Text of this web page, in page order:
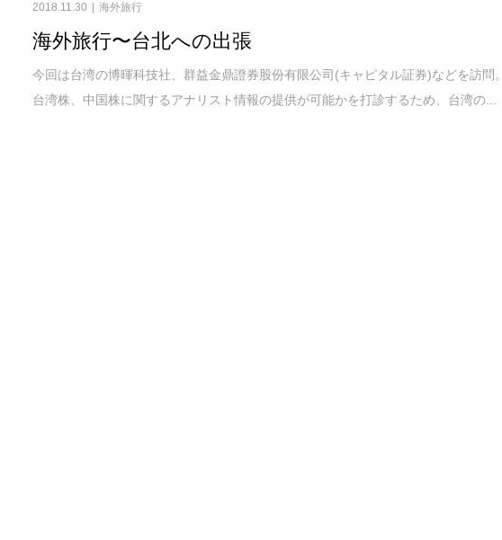
2018.11.30 海外旅行
海外旅行〜台北への出張
今回は台湾の博暉科技社、群益金鼎證券股份有限公司(キャピタル証券)などを訪問。
台湾株、中国株に関するアナリスト情報の提供が可能かを打診するため、台湾の...